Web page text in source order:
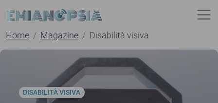
Home Magazine Disabilità visiva
DISABILITÀ VISIVA